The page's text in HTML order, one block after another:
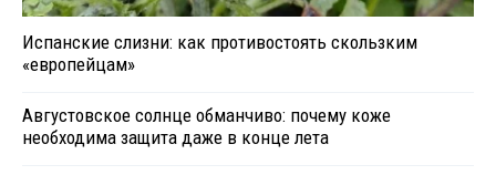
Испанские слизни: как противостоять скользким
«европейцам»
Августовское солнце обманчиво: почему коже
необходима защита даже в конце лета